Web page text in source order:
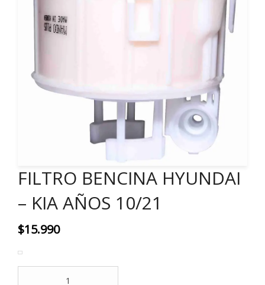
FILTRO BENCINA HYUNDAI
– KIA AÑOS 10/21
$15.990